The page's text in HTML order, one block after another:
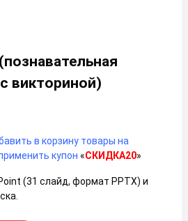
викториной)
в корзину товары на
купон «СКИДКА20»
(31 слайд, формат PPTX) и